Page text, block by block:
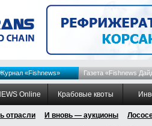
«Fishnews» Газета «Fishnews
Online Крабовые квоты
отрасли И вновь — аукционы